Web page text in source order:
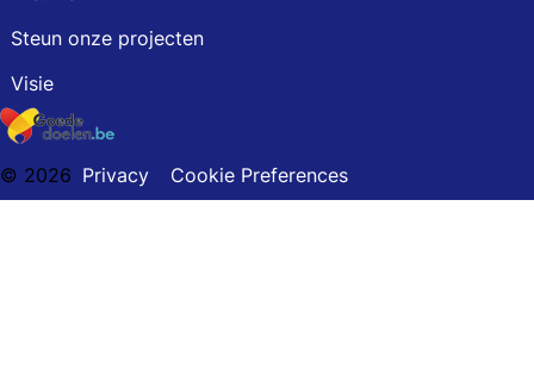
Steun onze projecten
Visie
© 2026 Privacy Cookie Preferences